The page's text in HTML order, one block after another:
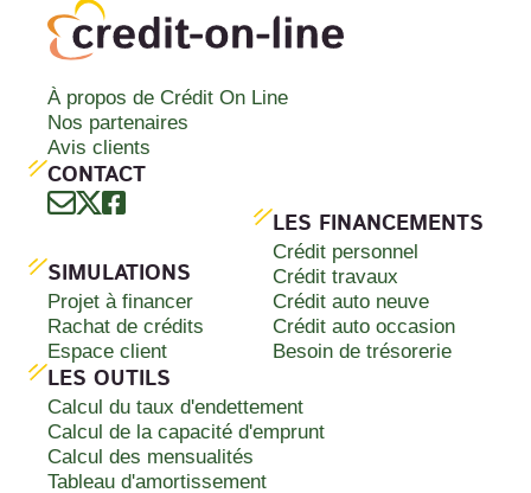
À propos de Crédit On Line
Nos partenaires
Avis clients
CONTACT
SIMULATIONS
Projet à financer
Rachat de crédits
Espace client
LES FINANCEMENTS
Crédit personnel
Crédit travaux
Crédit auto neuve
Crédit auto occasion
Besoin de trésorerie
LES OUTILS
Calcul du taux d'endettement
Calcul de la capacité d'emprunt
Calcul des mensualités
Tableau d'amortissement